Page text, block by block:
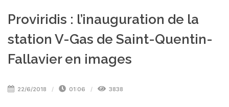
Proviridis : l’inauguration de la
station V-Gas de Saint-Quentin-
Fallavier en images
22/6/2018 01:06 3838